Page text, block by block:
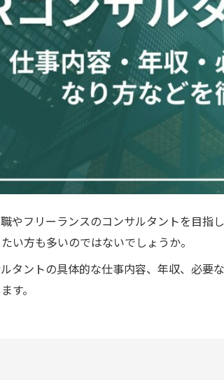
やフリーランスのコンサルタントを目指
い方も多いのではないでしょうか。
タントの具体的な仕事内容、年収、必要
す。